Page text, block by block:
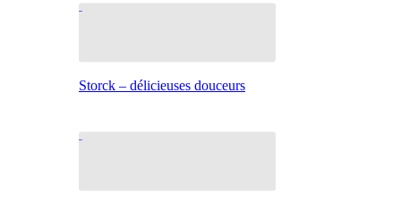
Storck – délicieuses douceurs